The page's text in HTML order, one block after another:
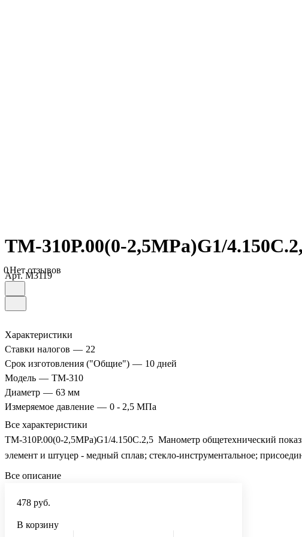
ТМ-310Р.00(0-2,5MPa)G1/
0Нет отзывов
Арт.M3119
Характеристики
Ставки налогов — 22
Срок изготовления ("Общие") — 10 дней
Модель — ТМ-310
Диаметр — 63 мм
Измеряемое давление — 0 - 2,5 МПа
Все характеристики
ТМ-310Р.00(0-2,5MPa)G1/4.150C.2,5 Манометр общетехнический
элемент и штуцер - медный сплав; стекло-инструментальное;
Все описание
478 руб.
В корзину